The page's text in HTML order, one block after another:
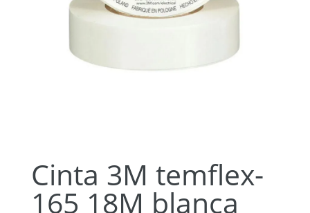
Cinta 3M temflex-
165 18M blanca